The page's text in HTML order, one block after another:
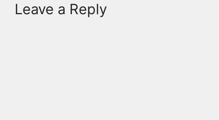
Leave a Reply